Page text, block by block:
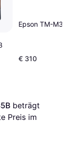
Epson TM-
€ 310
beträgt
Preis im